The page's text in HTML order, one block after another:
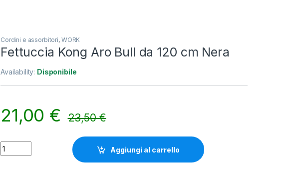
Cordini e assorbitori, WORK
Fettuccia Kong Aro Bull da 120 cm Nera
Availability: Disponibile
21,00 € 23,50€
Fettuccia Kong Aro Bull da 120 cm Nera quantity
Aggiungi al carrello